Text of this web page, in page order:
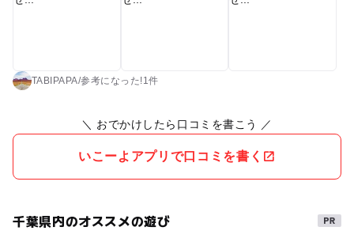
ゲット！？ 軍手と汚れてもいい靴はあると便利です。 季節が
TABIPAPA/参考に なった!1件
＼ おでかけしたら口コミを書こう ／
いこーよアプリで口コミを書く
千葉県内のオススメの遊び